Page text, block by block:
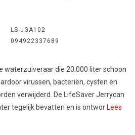
LS-JGA102
094922337689
waterzuiveraar die 20.000 liter schoon
virussen, bacteriën, cysten en
verwijderd. De LifeSaver Jerrycan
tegelijk bevatten en is ontwor Lees